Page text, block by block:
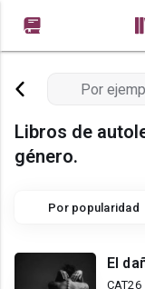
Libros de
género.
Por popularidad
El
CAT26